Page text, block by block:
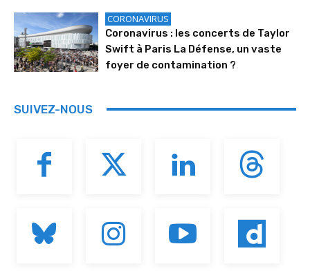
CORONAVIRUS
Coronavirus : les concerts de Taylor
Swift à Paris La Défense, un vaste
foyer de contamination ?
SUIVEZ-NOUS